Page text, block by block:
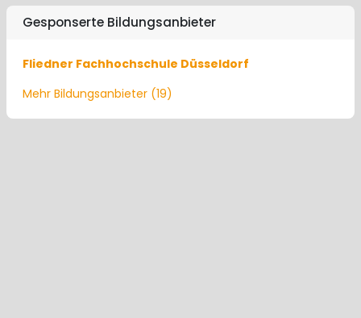
Gesponserte Bildungsanbieter
Fliedner Fachhochschule Düsseldorf
Mehr Bildungsanbieter (19)